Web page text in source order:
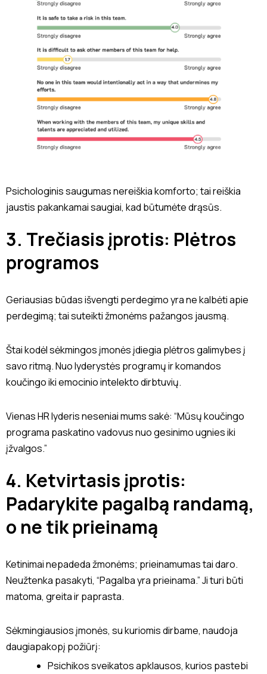
Psichologinis saugumas nereiškia komforto; tai reiškia
jaustis pakankamai saugiai, kad būtumėte drąsūs.
3. Trečiasis įprotis: Plėtros
programos
Geriausias būdas išvengti perdegimo yra ne kalbėti apie
perdegimą; tai suteikti žmonėms pažangos jausmą.
Štai kodėl sėkmingos įmonės įdiegia plėtros galimybes į
savo ritmą. Nuo lyderystės programų ir komandos
koučingo iki emocinio intelekto dirbtuvių.
Vienas HR lyderis neseniai mums sakė: “Mūsų koučingo
programa paskatino vadovus nuo gesinimo ugnies iki
įžvalgos.”
4. Ketvirtasis įprotis:
Padarykite pagalbą randamą,
o ne tik prieinamą
Ketinimai nepadeda žmonėms; prieinamumas tai daro.
Neužtenka pasakyti, “Pagalba yra prieinama.” Ji turi būti
matoma, greita ir paprasta.
Sėkmingiausios įmonės, su kuriomis dirbame, naudoja
daugiapakopį požiūrį:
Psichikos sveikatos apklausos, kurios pastebi